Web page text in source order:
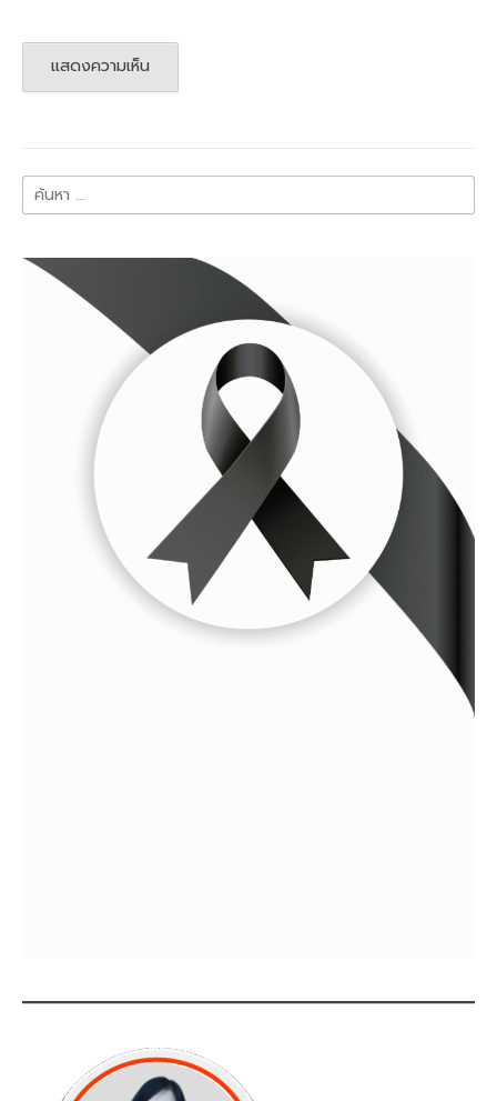
ค้นหา
สำหรับ: